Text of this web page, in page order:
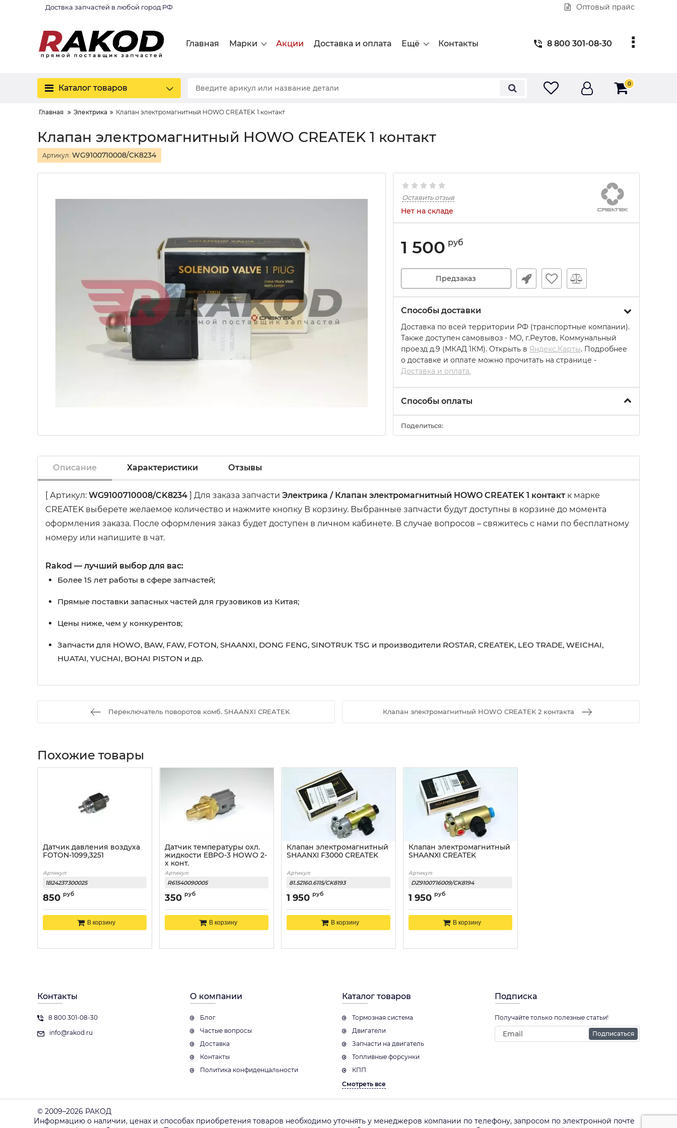
Доствка запчастей в любой город РФ Оптовый прайс
Главная Марки Акции Доставка и оплата Ещё Контакты 8 800 301-08-30
Каталог товаров 0
Главная Электрика Клапан электромагнитный HOWO CREATEK 1 контакт
Клапан электромагнитный HOWO CREATEK 1 контакт
Артикул: WG9100710008/CK8234
Оставить отзыв
Нет на складе
1 500 руб
Предзаказ
Способы доставки
Доставка по всей территории РФ (транспортные компании).
Также доступен самовывоз - МО, г.Реутов, Коммунальный
проезд д.9 (МКАД 1КМ). Открыть в Яндекс.Карты. Подробнее
о доставке и оплате можно прочитать на странице -
Доставка и оплата.
Способы оплаты
Поделиться:
Описание Характеристики Отзывы
[ Артикул: WG9100710008/CK8234 ] Для заказа запчасти Электрика / Клапан электромагнитный HOWO CREATEK 1 контактк марке
CREATEK выберете желаемое количество и нажмите кнопку В корзину. Выбранные запчасти будут доступны в корзине до момента
оформления заказа. После оформления заказ будет доступен в личном кабинете. В случае вопросов – свяжитесь с нами по бесплатному
номеру или напишите в чат.
Rakod — лучший выбор для вас:
Более 15 лет работы в сфере запчастей;
Прямые поставки запасных частей для грузовиков из Китая;
Цены ниже, чем у конкурентов;
Запчасти для HOWO, BAW, FAW, FOTON, SHAANXI, DONG FENG, SINOTRUK T5G и производители ROSTAR, CREATEK, LEO TRADE, WEICHAI,
HUATAI, YUCHAI, BOHAI PISTON и др.
Переключатель поворотов комб. SHAANXI CREATEK Клапан электромагнитный HOWO CREATEK 2 контакта
Похожие товары
Датчик давления воздуха
FOTON-1099,3251
Артикул:
1B24237300025
850 руб
В корзину
Датчик температуры охл.
жидкости ЕВРО-3 HOWO 2-
х конт.
Артикул:
R61540090005
350 руб
В корзину
Клапан электромагнитный
SHAANXI F3000 CREATEK
Артикул:
81.52160.6115/CK8193
1 950 руб
В корзину
Клапан электромагнитный
SHAANXI CREATEK
Артикул:
DZ9100716009/CK8194
1 950 руб
В корзину
Контакты
8 800 301-08-30
info@rakod.ru
О компании
Блог
Частые вопросы
Доставка
Контакты
Политика конфиденцальности
Каталог товаров
Тормозная система
Двигатели
Запчасти на двигатель
Топливные форсунки
КПП
Смотреть все
Подписка
Получайте только полезные статьи!
Подписаться
© 2009–2026 РАКОД
Информацию о наличии, ценах и способах приобретения товаров необходимо уточнять у менеджеров компании по телефону, запросом по электронной почте